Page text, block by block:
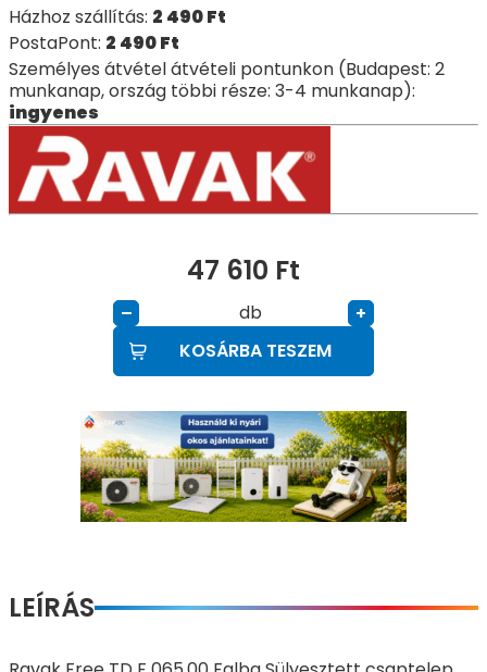
Házhoz szállítás: 2 490Ft
PostaPont: 2 490Ft
Személyes átvétel átvételi pontunkon (Budapest: 2
munkanap, ország többi része: 3-4 munkanap):
ingyenes
47 610 Ft
– db
+
KOSÁRBA TESZEM
LEÍRÁS